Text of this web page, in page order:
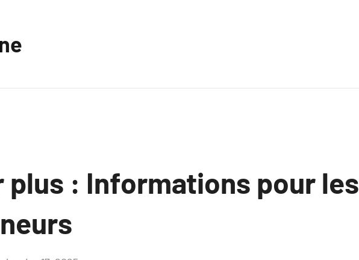
plus : Informations pour les